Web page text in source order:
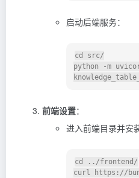
启动后端服务：
cd
src/
python -m
前端设置：
进入前端目录并安
cd
../frontend/
curl https://